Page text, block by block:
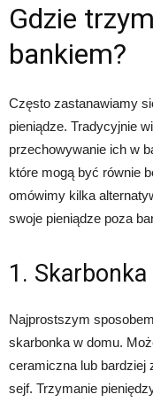
Gdzie
bankiem?
Często zastanawiamy
pieniądze. Tradycyjnie
przechowywanie ich w
które mogą być równie
omówimy kilka
swoje pieniądze poza
1.
Najprostszym
skarbonka w domu.
ceramiczna lub bardziej
sejf. Trzymanie